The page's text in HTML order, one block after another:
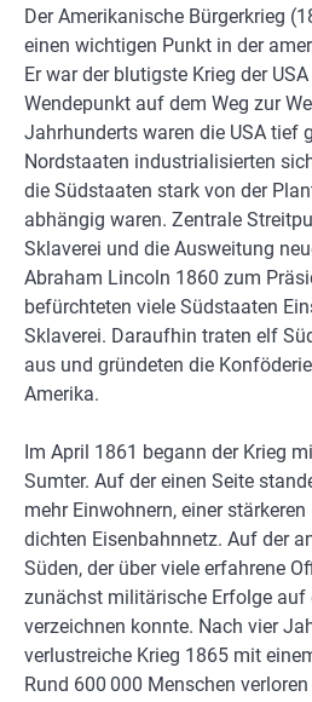
Der Amerikanische Bürgerkrieg
einen wichtigen Punkt in der
Er war der blutigste Krieg der
Wendepunkt auf dem Weg zur
Jahrhunderts waren die USA tief
Nordstaaten industrialisierten
die Südstaaten stark von der
abhängig waren. Zentrale
Sklaverei und die Ausweitung
Abraham Lincoln 1860 zum
befürchteten viele Südstaaten
Sklaverei. Daraufhin traten elf
aus und gründeten die
Amerika.
Im April 1861 begann der Krieg
Sumter. Auf der einen Seite
mehr Einwohnern, einer
dichten Eisenbahnnetz. Auf der
Süden, der über viele erfahrene
zunächst militärische Erfolge auf
verzeichnen konnte. Nach vier
verlustreiche Krieg 1865 mit
Rund 600 000 Menschen